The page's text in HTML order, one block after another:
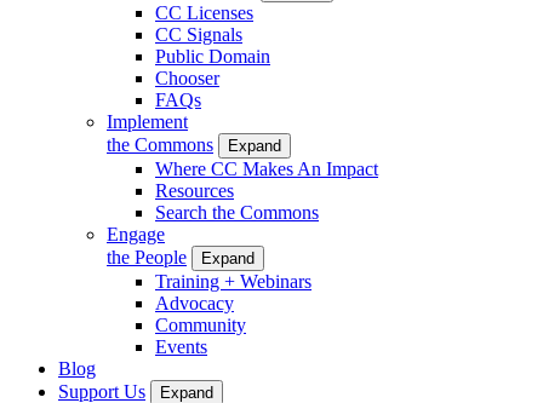
CC Licenses
CC Signals
Public Domain
Chooser
FAQs
Implement
the Commons
Expand
Where CC Makes An Impact
Resources
Search the Commons
Engage
the People
Expand
Training + Webinars
Advocacy
Community
Events
Blog
Support Us
Expand